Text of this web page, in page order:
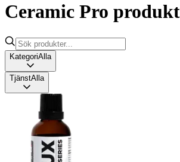
Ceramic Pro
KategoriAlla
TjänstAlla